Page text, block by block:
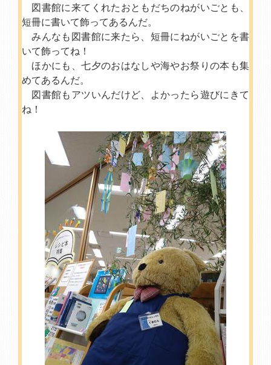
図書館に来てくれたおともだちのねがいごとも、
短冊に書いて飾ってあるんだ。
みんなも図書館に来たら、短冊にねがいごとを書
いて飾ってね！
ほかにも、七夕のおはなしや海やお祭りの本も集
めてあるんだ。
図書館もアツいんだけど、よかったら遊びにきて
ね！